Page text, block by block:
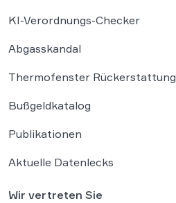
KI-Verordnungs-Checker
Abgasskandal
Thermofenster Rückerstattung
Bußgeldkatalog
Publikationen
Aktuelle Datenlecks
Wir vertreten Sie